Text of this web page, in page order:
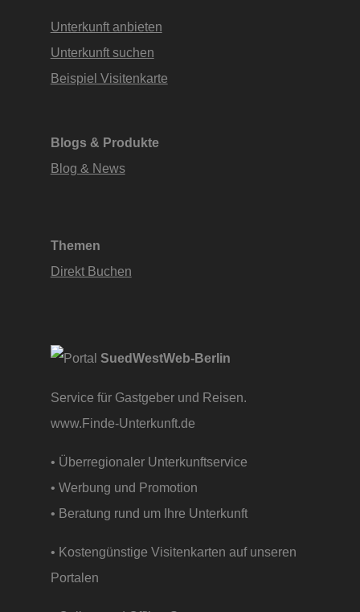
Unterkunft anbieten
Unterkunft suchen
Beispiel Visitenkarte
Blogs & Produkte
Blog & News
Themen
Direkt Buchen
SuedWestWeb-Berlin
Service für Gastgeber und Reisen.
www.Finde-Unterkunft.de
• Überregionaler Unterkunftservice
• Werbung und Promotion
• Beratung rund um Ihre Unterkunft
• Kostengünstige Visitenkarten auf unseren
Portalen